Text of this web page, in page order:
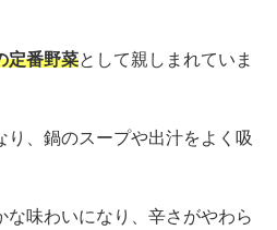
定番野菜として親しまれていま
り、鍋のスープや出汁をよく吸
な味わいになり、辛さがやわら